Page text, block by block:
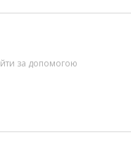
за допомогою